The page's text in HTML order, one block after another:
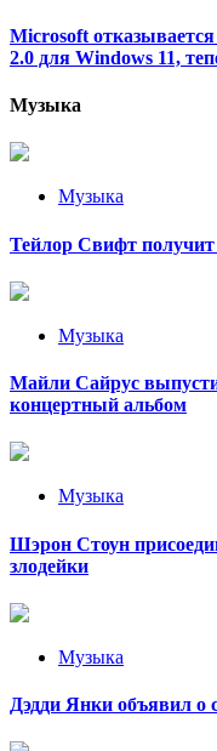
Microsoft
2.0 для Windows 11,
Музыка
Музыка
Тейлор Свифт получит
Музыка
Майли Сайрус
концертный альбом
Музыка
Шэрон Стоун
злодейки
Музыка
Дэдди Янки объявил о